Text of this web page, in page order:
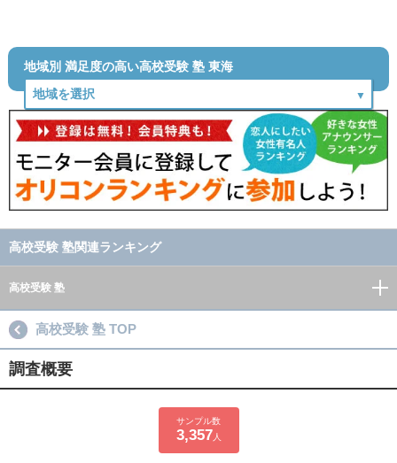
地域別 満足度の高い高校受験 塾 東海
高校受験 塾関連ランキング
高校受験 塾
高校受験 塾 TOP
調査概要
サンプル数
3,357 人